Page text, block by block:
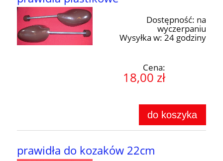
Dostępność: na
wyczerpaniu
Wysyłka w: 24 godziny
Cena:
18,00 zł
do koszyka
prawidła do kozaków 22cm